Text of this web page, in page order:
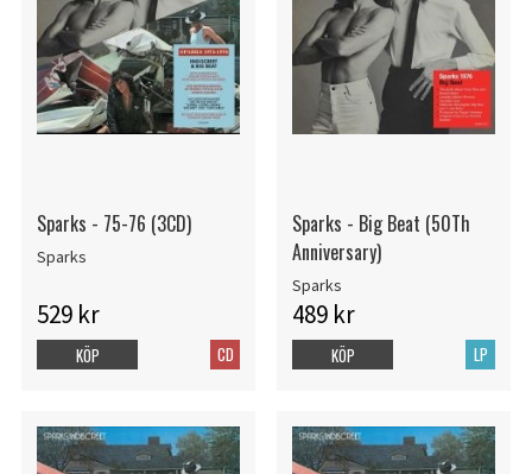
Sparks - 75-76 (3CD)
Sparks
529 kr
CD
KÖP
Sparks - Big Beat (50Th
Anniversary)
Sparks
489 kr
LP
KÖP